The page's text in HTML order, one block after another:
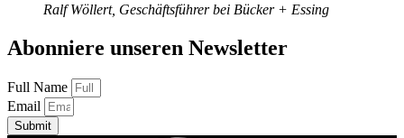
Ralf Wöllert, Geschäftsführer bei Bücker + Essing
Abonniere unseren Newsletter
Full Name
Email
Submit